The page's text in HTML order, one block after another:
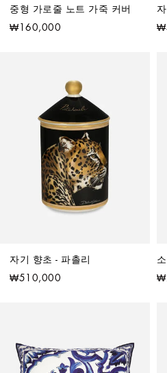
중형 가로줄 노트 가죽 커버
₩160,000
자기 향초 - 파촐리
₩510,000